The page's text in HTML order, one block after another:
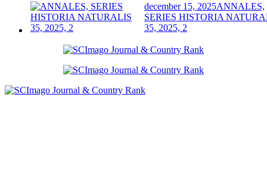
december 15, 2025ANNALES,
SERIES HISTORIA
35, 2025, 2